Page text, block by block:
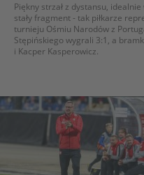
Piękny strzał z dystansu,
stały fragment - tak piłkarze
turnieju Ośmiu Narodów z
Stępińskiego wygrali 3:1, a
i Kacper Kasperowicz.